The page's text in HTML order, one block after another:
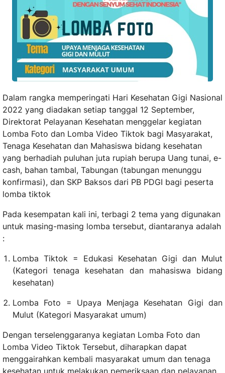
Dalam rangka memperingati Hari Kesehatan Gigi Nasional
2022 yang diadakan setiap tanggal 12 September,
Direktorat Pelayanan Kesehatan menggelar kegiatan
Lomba Foto dan Lomba Video Tiktok bagi Masyarakat,
Tenaga Kesehatan dan Mahasiswa bidang kesehatan
yang berhadiah puluhan juta rupiah berupa Uang tunai, e-
cash, bahan tambal, Tabungan (tabungan menunggu
konfirmasi), dan SKP Baksos dari PB PDGI bagi peserta
lomba tiktok
Pada kesempatan kali ini, terbagi 2 tema yang digunakan
untuk masing-masing lomba tersebut, diantaranya adalah
:
Lomba Tiktok = Edukasi Kesehatan Gigi dan Mulut
(Kategori tenaga kesehatan dan mahasiswa bidang
kesehatan)
Lomba Foto = Upaya Menjaga Kesehatan Gigi dan
Mulut (Kategori Masyarakat umum)
Dengan terselenggaranya kegiatan Lomba Foto dan
Lomba Video Tiktok Tersebut, diharapkan dapat
menggairahkan kembali masyarakat umum dan tenaga
kesehatan untuk melakukan pemeriksaan dan pelayanan